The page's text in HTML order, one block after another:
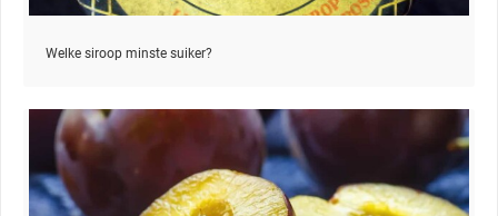
Welke siroop minste suiker?